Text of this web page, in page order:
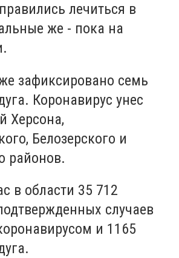
лечиться в
же - пока на
зафиксировано семь
Коронавирус унес
Херсона,
Белозерского и
районов.
в области 35 712
случаев
и 1165